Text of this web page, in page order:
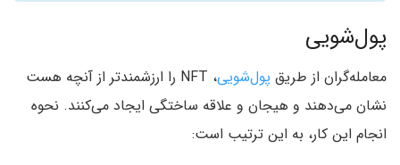
پول‌شویی
معامله‌گران از طریق پول‌شویی
، NFT را ارزشمندتر از آنچه هست
نشان می‌دهند و هیجان و علاقه ساختگی ایجاد می‌کنند. نحوه
انجام این کار، به این ترتیب است: